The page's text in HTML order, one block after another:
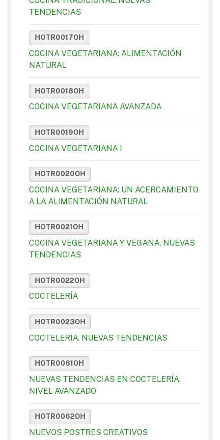
TENDENCIAS
HOTR0017OH
COCINA VEGETARIANA: ALIMENTACIÓN
NATURAL
HOTR0018OH
COCINA VEGETARIANA AVANZADA
HOTR0019OH
COCINA VEGETARIANA I
HOTR0020OH
COCINA VEGETARIANA: UN ACERCAMIENTO
A LA ALIMENTACIÓN NATURAL
HOTR0021OH
COCINA VEGETARIANA Y VEGANA. NUEVAS
TENDENCIAS
HOTR0022OH
COCTELERÍA
HOTR0023OH
COCTELERIA. NUEVAS TENDENCIAS
HOTR0061OH
NUEVAS TENDENCIAS EN COCTELERÍA.
NIVEL AVANZADO
HOTR0062OH
NUEVOS POSTRES CREATIVOS